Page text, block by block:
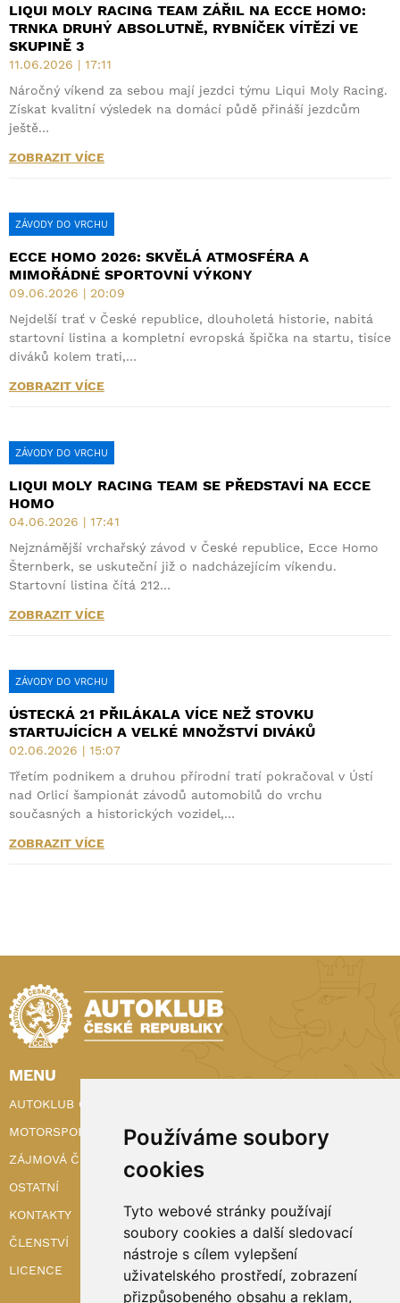
Používáme soubory
cookies
Tyto webové stránky používají
soubory cookies a další sledovací
nástroje s cílem vylepšení
uživatelského prostředí, zobrazení
přizpůsobeného obsahu a reklam,
LIQUI MOLY RACING TEAM ZÁŘIL NA ECCE HOMO:
TRNKA DRUHÝ ABSOLUTNĚ, RYBNÍČEK VÍTĚZÍ VE
SKUPINĚ 3
11.06.2026 | 17:11
Náročný víkend za sebou mají jezdci týmu Liqui Moly Racing.
Získat kvalitní výsledek na domácí půdě přináší jezdcům
ještě…
ZOBRAZIT VÍCE
ZÁVODY DO VRCHU
ECCE HOMO 2026: SKVĚLÁ ATMOSFÉRA A
MIMOŘÁDNÉ SPORTOVNÍ VÝKONY
09.06.2026 | 20:09
Nejdelší trať v České republice, dlouholetá historie, nabitá
startovní listina a kompletní evropská špička na startu, tisíce
diváků kolem trati,…
ZOBRAZIT VÍCE
ZÁVODY DO VRCHU
LIQUI MOLY RACING TEAM SE PŘEDSTAVÍ NA ECCE
HOMO
04.06.2026 | 17:41
Nejznámější vrchařský závod v České republice, Ecce Homo
Šternberk, se uskuteční již o nadcházejícím víkendu.
Startovní listina čítá 212…
ZOBRAZIT VÍCE
ZÁVODY DO VRCHU
ÚSTECKÁ 21 PŘILÁKALA VÍCE NEŽ STOVKU
STARTUJÍCÍCH A VELKÉ MNOŽSTVÍ DIVÁKŮ
02.06.2026 | 15:07
Třetím podnikem a druhou přírodní tratí pokračoval v Ústí
nad Orlicí šampionát závodů automobilů do vrchu
současných a historických vozidel,…
ZOBRAZIT VÍCE
MENU
AUTOKLUB ČR
MOTORSPORT
ZÁJMOVÁ ČINNOST
OSTATNÍ
KONTAKTY
ČLENSTVÍ
LICENCE